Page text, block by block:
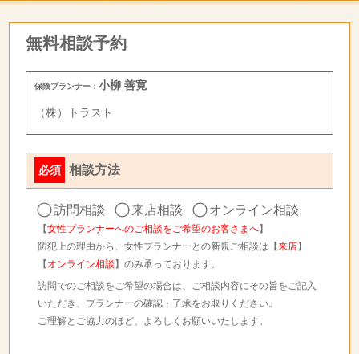
無料相談予約
保険プランナー：小柳 善寛
（株）トラスト
必須 相談方法
訪問相談 来店相談 オンライン相談
【女性プランナーへのご相談をご希望のお客さまへ】
防犯上の理由から、女性プランナーとの新規ご相談は【来店】
【 オンライン相談 】のみ承っております。
訪問でのご相談をご希望の場合は、ご相談内容にその旨をご記入
いただき、プランナーの確認・了承をお取りください。
ご理解とご協力のほど、よろしくお願いいたします。